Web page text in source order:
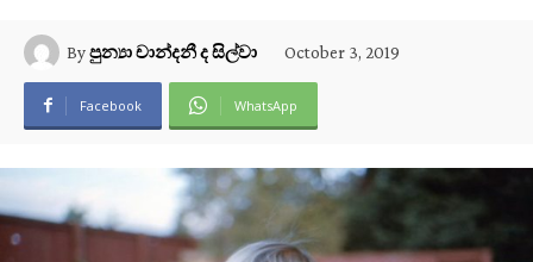
Byපුන්‍යා චාන්දනී ද සිල්වා October 3, 2019
Facebook WhatsApp